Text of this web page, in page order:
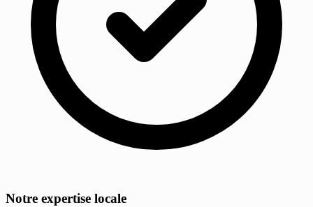
Notre expertise locale